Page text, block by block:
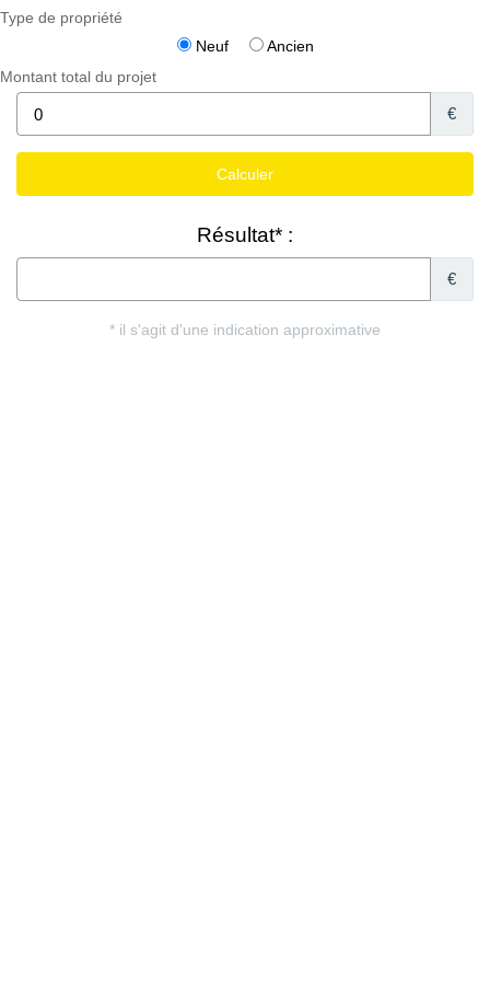
Type de propriété
Neuf
Ancien
Montant total du projet
€
Résultat* :
€
* il s'agit d'une indication approximative